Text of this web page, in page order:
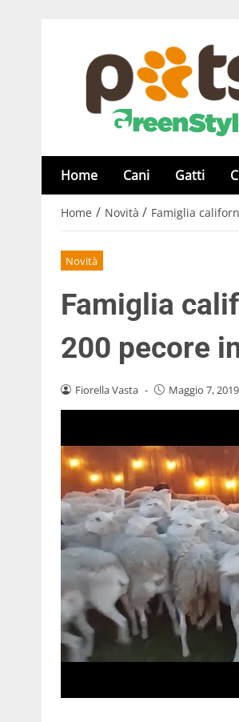
Home Cani Gatti
Home / Novità / Famiglia
Novità
Famiglia
200 pecore
Fiorella Vasta - Maggio 7, 2019